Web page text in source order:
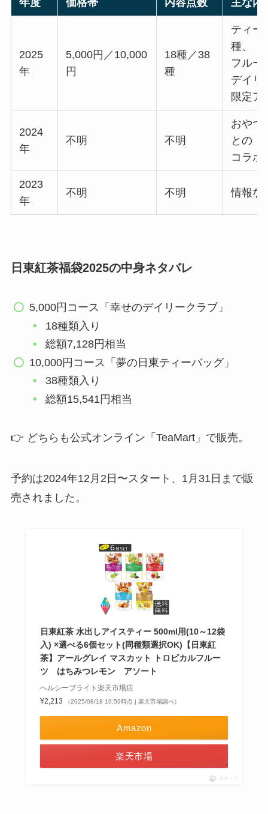
2025
年
5,000円／10,000
円
18種／38
種
ティー
種、
フルー
デイリ
限定ア
2024
年
不明 不明
おやつ
との
コラボ
2023
年
不明 不明 情報な
日東紅茶福袋2025の中身ネタバレ
5,000円コース「幸せのデイリークラブ」
18種類入り
総額7,128円相当
10,000円コース「夢の日東ティーバッグ」
38種類入り
総額15,541円相当
👉 どちらも公式オンライン「TeaMart」で販売。
予約は2024年12月2日〜スタート、1月31日まで販
売されました。
日東紅茶 水出しアイスティー 500ml用(10～12袋
入) ×選べる6個セット(同種類選択OK)【日東紅
茶】アールグレイ マスカット トロピカルフルー
ツ はちみつレモン アソート
ヘルシーブライト楽天市場店
¥2,213
（2025/08/18 19:59時点 | 楽天市場調べ）
Amazon
楽天市場
ポチップ